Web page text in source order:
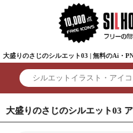
大盛りのさじのシルエット03 | 無料のAi・
大盛りのさじのシルエット03